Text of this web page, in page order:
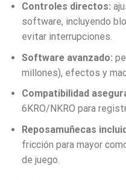
Controles directos:
software, incluyendo
evitar interrupciones.
Software avanzado:
millones), efectos y
Compatibilidad
6KRO/NKRO para
Reposamuñecas
fricción para mayor
de juego.